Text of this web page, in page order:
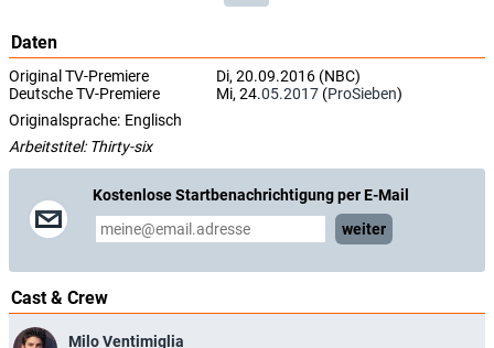
Daten
Original TV-Premiere
Di, 20.09.2016 (NBC)
Deutsche TV-Premiere
Mi, 24.05.2017 (ProSieben)
Originalsprache: Englisch
Arbeitstitel: Thirty-six
Kostenlose Startbenachrichtigung per E-Mail
weiter
Cast & Crew
Milo Ventimiglia